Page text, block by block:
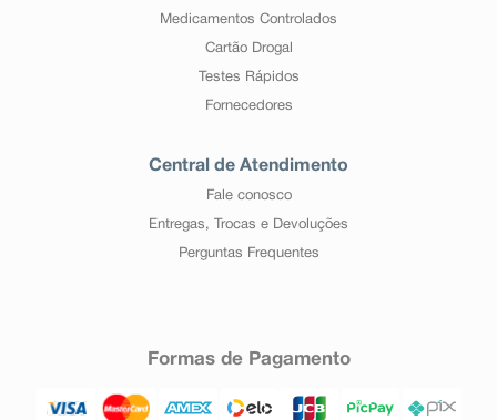
Medicamentos Controlados
Cartão Drogal
Testes Rápidos
Fornecedores
Central de Atendimento
Fale conosco
Entregas, Trocas e Devoluções
Perguntas Frequentes
Formas de Pagamento